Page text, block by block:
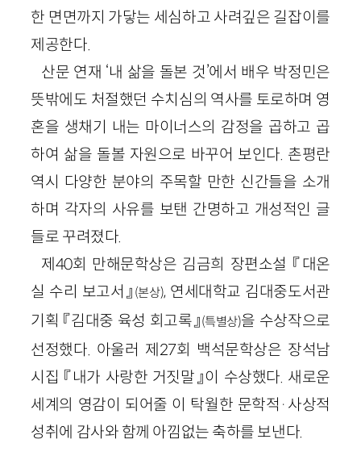
한 면면까지 가닿는 세심하고 사려깊은 길잡이를
제공한다.
산문 연재 ‘내 삶을 돌본 것’에서 배우 박정민은
뜻밖에도 처절했던 수치심의 역사를 토로하며 영
혼을 생채기 내는 마이너스의 감정을 곱하고 곱
하여 삶을 돌볼 자원으로 바꾸어 보인다. 촌평란
역시 다양한 분야의 주목할 만한 신간들을 소개
하며 각자의 사유를 보탠 간명하고 개성적인 글
들로 꾸려졌다.
제40회 만해문학상은 김금희 장편소설 『대온
실 수리 보고서』 (본상), 연세대학교 김대중도서관
기획 『김대중 육성 회고록』(특별상)을 수상작으로
선정했다. 아울러 제27회 백석문학상은 장석남
시집 『내가 사랑한 거짓말』이 수상했다. 새로운
세계의 영감이 되어줄 이 탁월한 문학적·사상적
성취에 감사와 함께 아낌없는 축하를 보낸다.